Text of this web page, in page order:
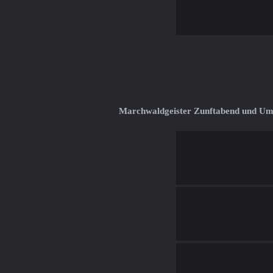
Marchwaldgeister Zunftabend und